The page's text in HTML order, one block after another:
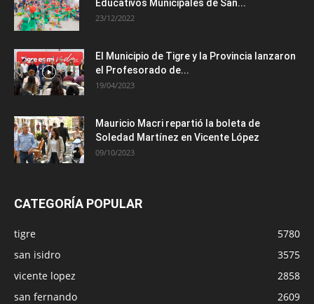
Educativos Municipales de San...
23/12/2022
El Municipio de Tigre y la Provincia lanzaron
el Profesorado de...
19/04/2023
Mauricio Macri repartió la boleta de
Soledad Martínez en Vicente López
09/10/2023
CATEGORÍA POPULAR
tigre
5780
san isidro
3575
vicente lopez
2858
san fernando
2609